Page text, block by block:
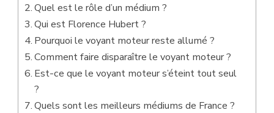
Quel est le rôle d’un médium ?
Qui est Florence Hubert ?
Pourquoi le voyant moteur reste allumé ?
Comment faire disparaître le voyant moteur ?
Est-ce que le voyant moteur s’éteint tout seul
?
Quels sont les meilleurs médiums de France ?